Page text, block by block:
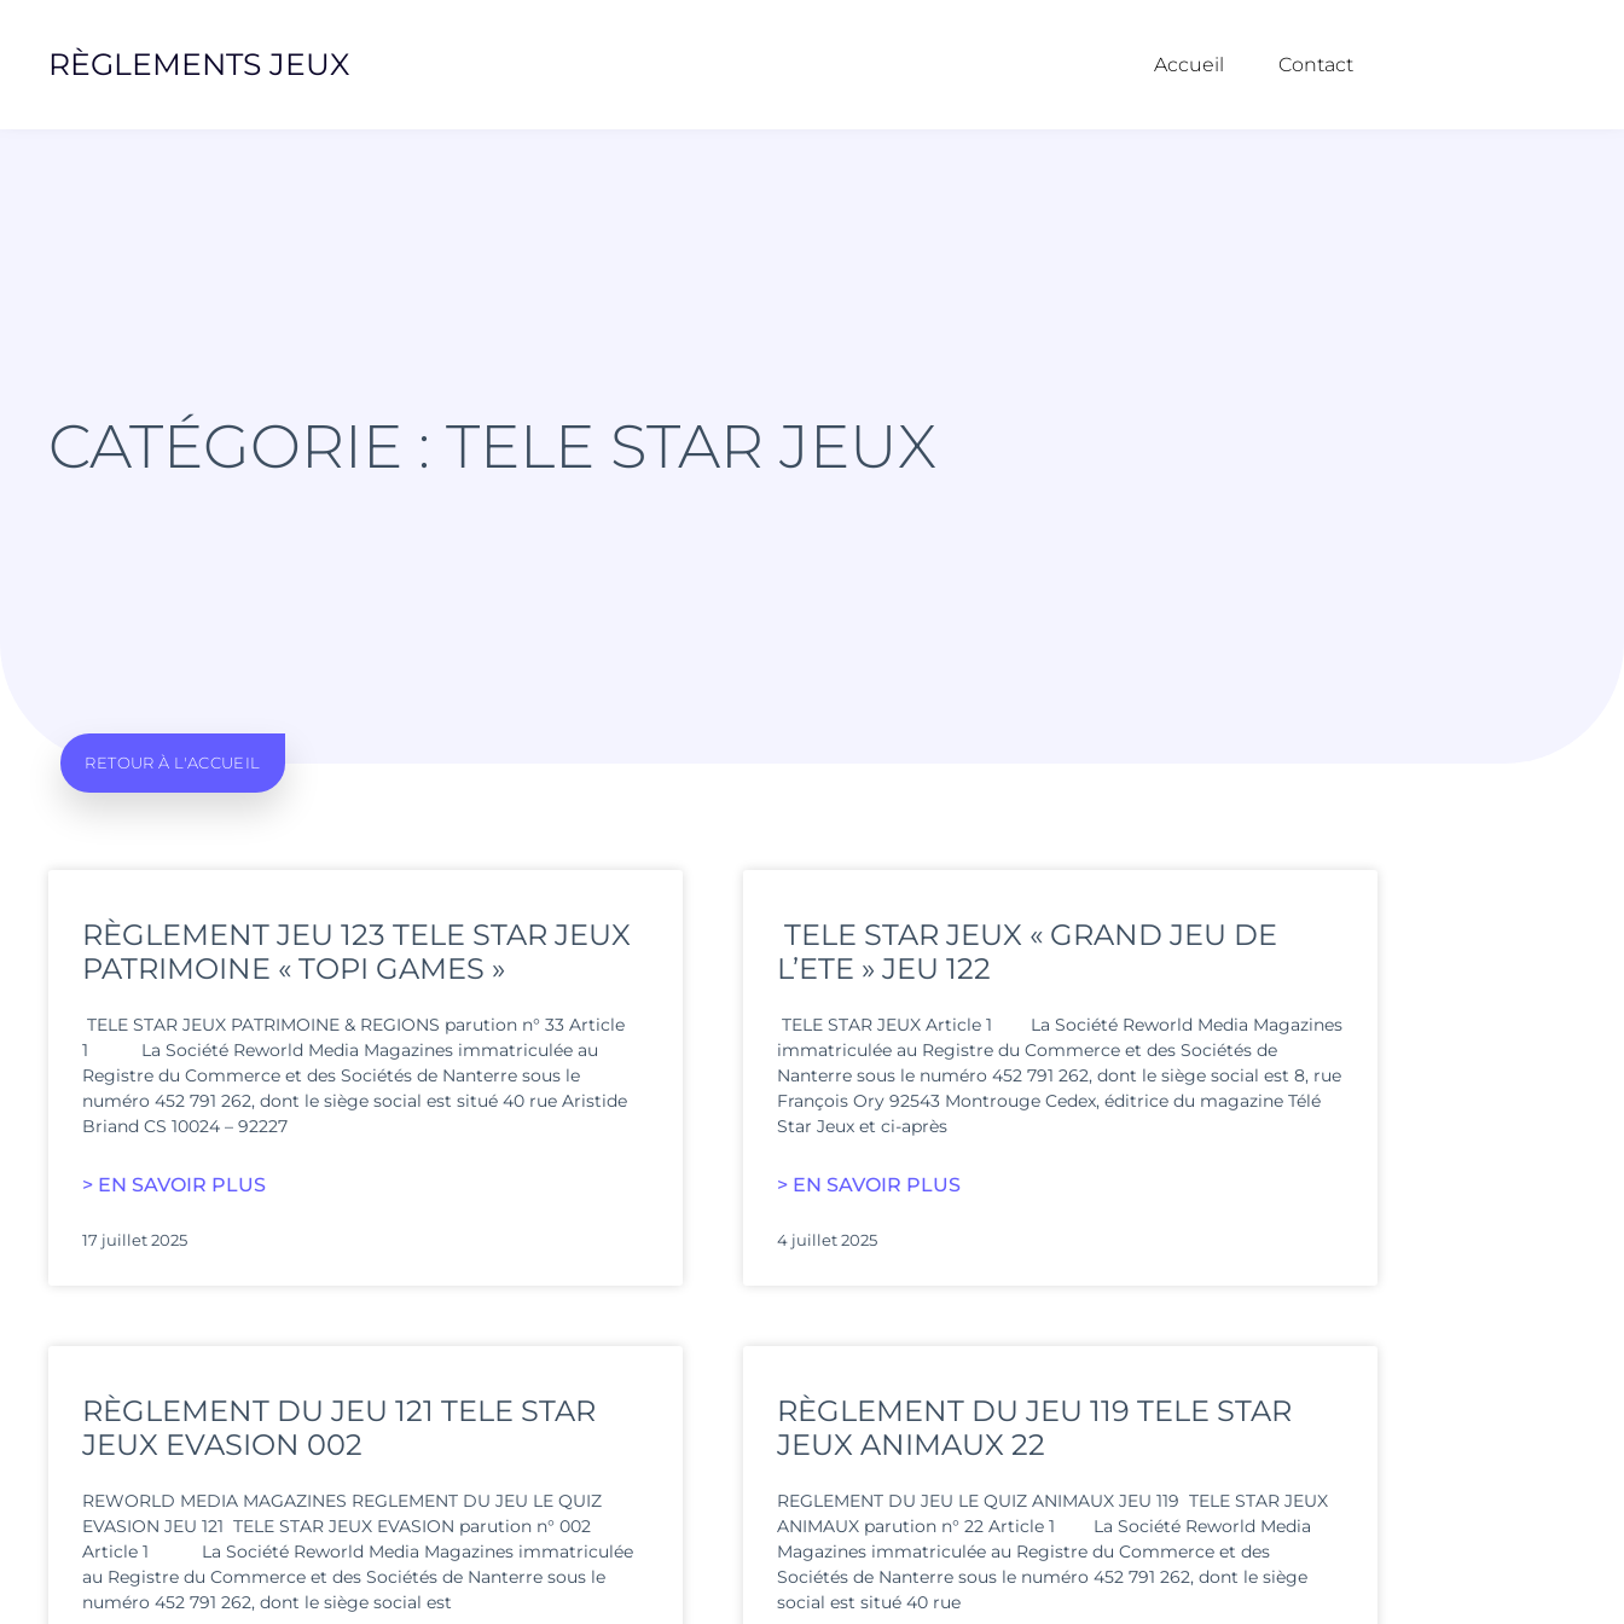
RÈGLEMENTS JEUX Accueil Contact
CATÉGORIE : TELE STAR JEUX
RETOUR À L'ACCUEIL
RÈGLEMENT JEU 123 TELE STAR JEUX
PATRIMOINE « TOPI GAMES »
TELE STAR JEUX PATRIMOINE & REGIONS parution n° 33 Article
1 La Société Reworld Media Magazines immatriculée au
Registre du Commerce et des Sociétés de Nanterre sous le
numéro 452 791 262, dont le siège social est situé 40 rue Aristide
Briand CS 10024 – 92227
> EN SAVOIR PLUS
17 juillet 2025
TELE STAR JEUX « GRAND JEU DE
L’ETE » JEU 122
TELE STAR JEUX Article 1 La Société Reworld Media Magazines
immatriculée au Registre du Commerce et des Sociétés de
Nanterre sous le numéro 452 791 262, dont le siège social est 8, rue
François Ory 92543 Montrouge Cedex, éditrice du magazine Télé
Star Jeux et ci-après
> EN SAVOIR PLUS
4 juillet 2025
RÈGLEMENT DU JEU 121 TELE STAR
JEUX EVASION 002
REWORLD MEDIA MAGAZINES REGLEMENT DU JEU LE QUIZ
EVASION JEU 121 TELE STAR JEUX EVASION parution n° 002
Article 1 La Société Reworld Media Magazines immatriculée
au Registre du Commerce et des Sociétés de Nanterre sous le
numéro 452 791 262, dont le siège social est
RÈGLEMENT DU JEU 119 TELE STAR
JEUX ANIMAUX 22
REGLEMENT DU JEU LE QUIZ ANIMAUX JEU 119 TELE STAR JEUX
ANIMAUX parution n° 22 Article 1 La Société Reworld Media
Magazines immatriculée au Registre du Commerce et des
Sociétés de Nanterre sous le numéro 452 791 262, dont le siège
social est situé 40 rue